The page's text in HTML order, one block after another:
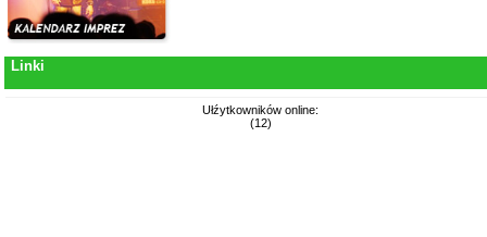
Linki
Ułźytkowników online:
(12)